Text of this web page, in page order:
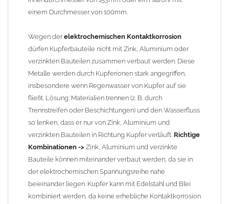
einem Durchmesser von 100mm.
Wegen derelektrochemischen Kontaktkorrosion
dürfen Kupferbauteile nicht mit Zink, Aluminium oder
verzinkten Bauteilen zusammen verbaut werden. Diese
Metalle werden durch Kupferionen stark angegriffen,
insbesondere wenn Regenwasser von Kupfer auf sie
fließt. Lösung: Materialien trennen (z. B. durch
Trennstreifen oder Beschichtungen) und den Wasserfluss
so lenken, dass er nur von Zink, Aluminium und
verzinkten Bauteilen in Richtung Kupfer verläuft. Richtige
Kombinationen -> Zink, Aluminium und verzinkte
Bauteile können miteinander verbaut werden, da sie in
der elektrochemischen Spannungsreihe nahe
beieinander liegen. Kupfer kann mit Edelstahl und Blei
kombiniert werden, da keine erhebliche Kontaktkorrosion